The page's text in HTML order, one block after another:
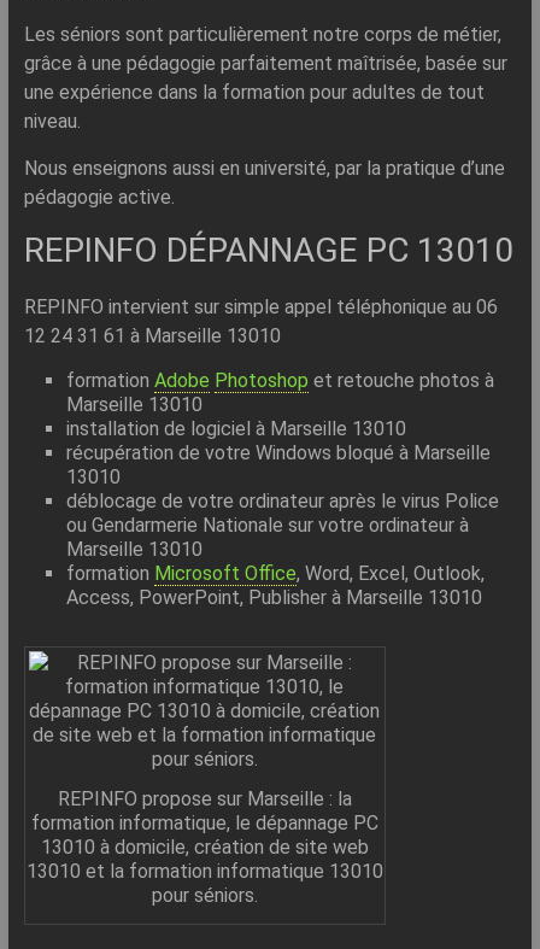
Les séniors sont particulièrement notre corps de métier,
grâce à une pédagogie parfaitement maîtrisée, basée sur
une expérience dans la formation pour adultes de tout
niveau.
Nous enseignons aussi en université, par la pratique d’une
pédagogie active.
REPINFO DÉPANNAGE PC 13010
REPINFO intervient sur simple appel téléphonique au 06
12 24 31 61 à Marseille 13010
formation Adobe Photoshop et retouche photos à
Marseille 13010
installation de logiciel à Marseille 13010
récupération de votre Windows bloqué à Marseille
13010
déblocage de votre ordinateur après le virus Police
ou Gendarmerie Nationale sur votre ordinateur à
Marseille 13010
formation Microsoft Office, Word, Excel, Outlook,
Access, PowerPoint, Publisher à Marseille 13010
REPINFO propose sur Marseille : la
formation informatique, le dépannage PC
13010 à domicile, création de site web
13010 et la formation informatique 13010
pour séniors.